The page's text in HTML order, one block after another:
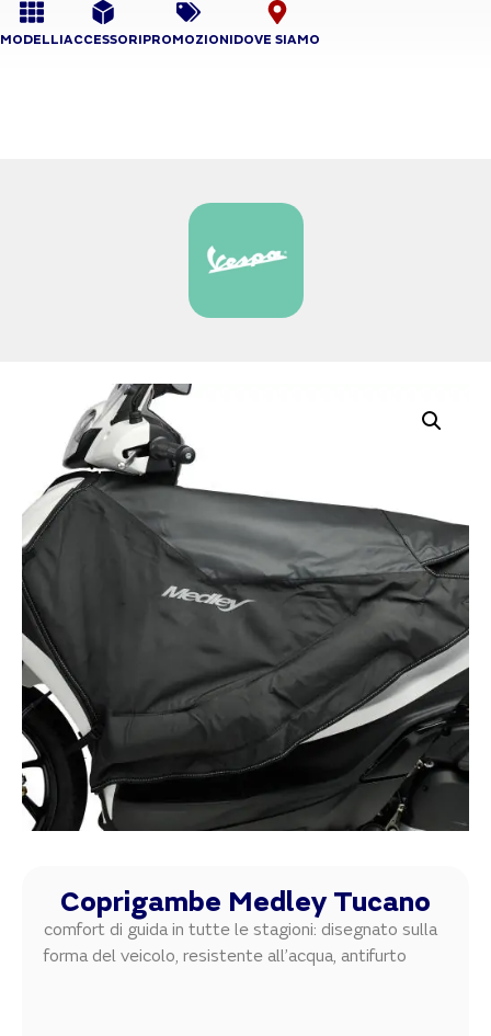
MODELLIACCESSORIPROMOZIONIDOVE SIAMO
Coprigambe Medley Tucano
comfort di guida in tutte le stagioni: disegnato sulla
forma del veicolo, resistente all’acqua, antifurto